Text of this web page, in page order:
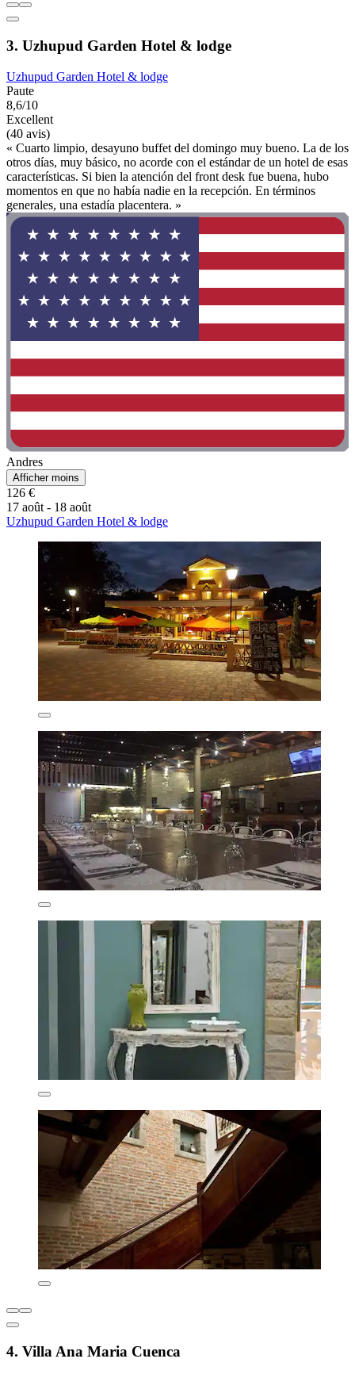
3. Uzhupud Garden Hotel & lodge
Uzhupud Garden Hotel & lodge
Paute
8,6/10
Excellent
(40 avis)
« Cuarto limpio, desayuno buffet del domingo muy bueno. La de los
otros días, muy básico, no acorde con el estándar de un hotel de esas
características. Si bien la atención del front desk fue buena, hubo
momentos en que no había nadie en la recepción. En términos
generales, una estadía placentera. »
Andres
Afficher moins
126 €
17 août - 18 août
Uzhupud Garden Hotel & lodge
4. Villa Ana Maria Cuenca